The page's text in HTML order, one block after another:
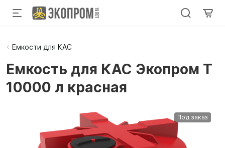
Емкости для КАС
Емкость для КАС Экопром T
10000 л красная
Под заказ